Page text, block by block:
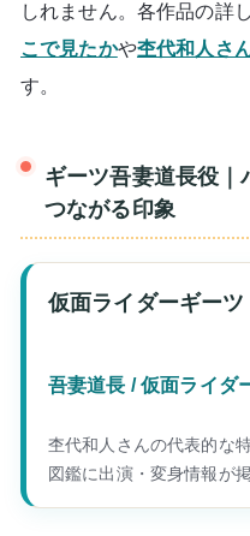
しれません。各作品の詳
こで見たかや杢代和人さ
す。
ギーツ吾妻道長役
つながる印象
仮面ライダーギーツ
吾妻道長 / 仮面ライダ
杢代和人さんの代表的な
図鑑に出演・変身情報が